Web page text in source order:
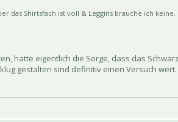
das Shirtsfach ist voll & Leggins brauche ich
hatte eigentlich die Sorge, dass das
gestalten sind definitiv einen Versuch wert.